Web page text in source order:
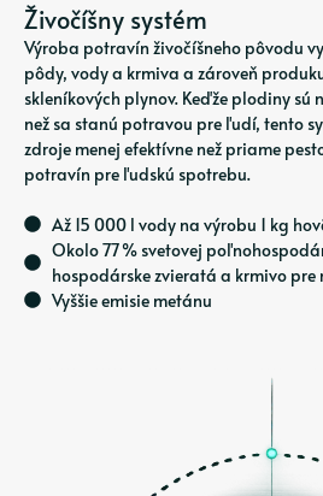
Živočíšny systém
Výroba potravín živočíšneho pôvodu
pôdy, vody a krmiva a zároveň
skleníkových plynov. Keďže plodiny sú
než sa stanú potravou pre ľudí, tento
zdroje menej efektívne než priame
potravín pre ľudskú spotrebu.
Až 15 000 l vody na výrobu 1 kg
Okolo 77 % svetovej
hospodárske zvieratá a krmivo pre
Vyššie emisie metánu